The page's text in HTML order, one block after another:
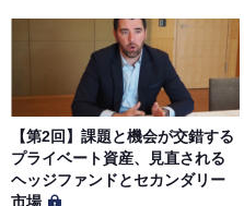
【第2回】課題と機会が交錯する
プライベート資産、見直される
ヘッジファンドとセカンダリー
市場